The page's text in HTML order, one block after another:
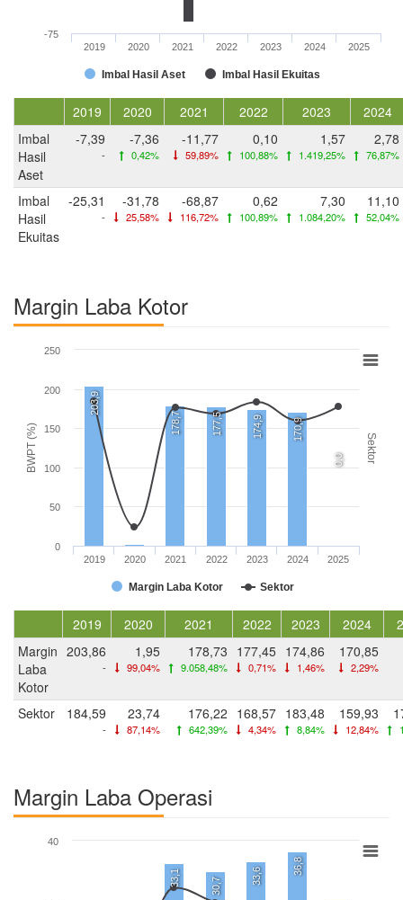
Imbal Hasil Aset Imbal Hasil Ekuitas
2019 2020 2021 2022 2023 2024 2025
-75
2019 2020 2021 2022 2023
2024
Imbal
Hasil
Aset
-7,39
-
-7,36
0,42%
-11,77
59,89%
0,10
100,88%
1,57
1.419,25%
2,78
76,87%
Imbal
Hasil
Ekuitas
-25,31
-
-31,78
25,58%
-68,87
116,72%
0,62
100,89%
7,30
1.084,20%
11,10
52,04%
Margin Laba Kotor
BWPT (%) Sektor
203,9
178,7
177,5 174,9 170,9
0,0
Margin Laba Kotor Sektor
2019 2020 2021 2022 2023 2024 2025
0
50
100
150
200
250
2019 2020 2021 2022 2023 2024
Margin
Laba
Kotor
203,86
-
1,95
99,04%
178,73
9.058,48%
177,45
0,71%
174,86
1,46%
170,85
2,29%
Sektor 184,59
-
23,74
87,14%
176,22
642,39%
168,57
4,34%
183,48
8,84%
159,93
12,84%
Margin Laba Operasi
33,1 30,7
33,6
36,8
40